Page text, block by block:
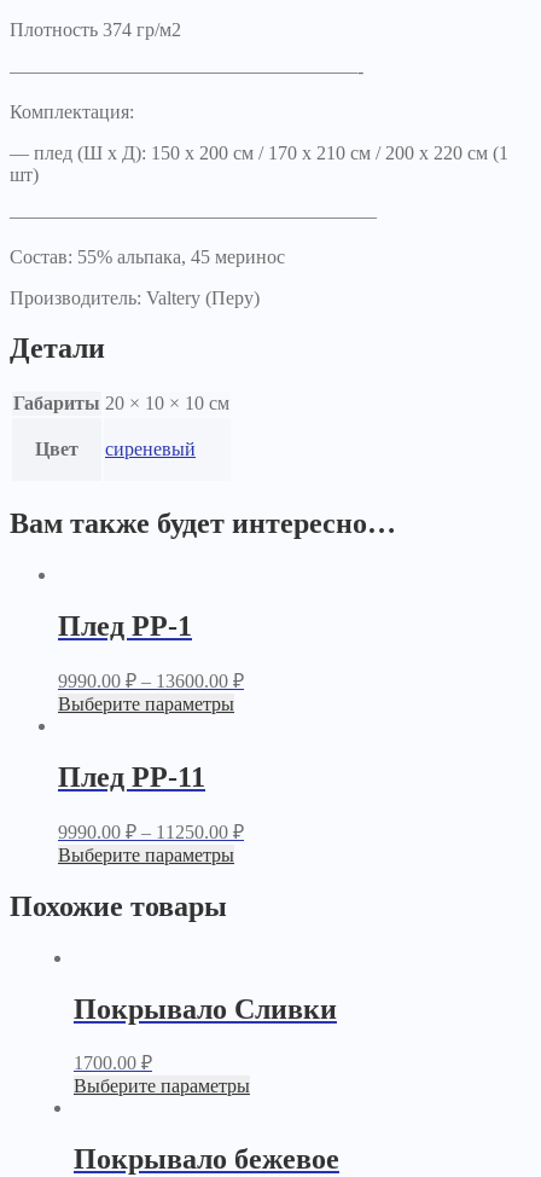
Плотность 374 гр/м2
——————————————————-
Комплектация:
— плед (Ш х Д): 150 х 200 см / 170 х 210 см / 200 х 220 см (1
шт)
———————————————————
Состав: 55% альпака, 45 меринос
Производитель: Valtery (Перу)
Детали
Габариты 20 × 10 × 10 см
Цвет сиреневый
Вам также будет интересно…
Плед PP-1
9990.00 ₽ – 13600.00 ₽
Выберите параметры
Плед PP-11
9990.00 ₽ – 11250.00 ₽
Выберите параметры
Похожие товары
Покрывало Сливки
1700.00 ₽
Выберите параметры
Покрывало бежевое